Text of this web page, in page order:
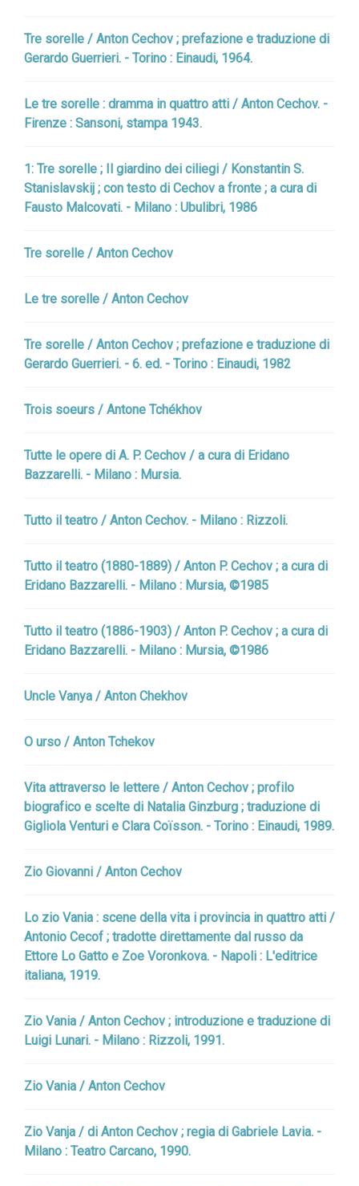
Tre sorelle / Anton Cechov ; prefazione e traduzione di
Gerardo Guerrieri. - Torino : Einaudi, 1964.
Le tre sorelle : dramma in quattro atti / Anton Cechov. -
Firenze : Sansoni, stampa 1943.
1: Tre sorelle ; Il giardino dei ciliegi / Konstantin S.
Stanislavskij ; con testo di Cechov a fronte ; a cura di
Fausto Malcovati. - Milano : Ubulibri, 1986
Tre sorelle / Anton Cechov
Le tre sorelle / Anton Cechov
Tre sorelle / Anton Cechov ; prefazione e traduzione di
Gerardo Guerrieri. - 6. ed. - Torino : Einaudi, 1982
Trois soeurs / Antone Tchékhov
Tutte le opere di A. P. Cechov / a cura di Eridano
Bazzarelli. - Milano : Mursia.
Tutto il teatro / Anton Cechov. - Milano : Rizzoli.
Tutto il teatro (1880-1889) / Anton P. Cechov ; a cura di
Eridano Bazzarelli. - Milano : Mursia, ©1985
Tutto il teatro (1886-1903) / Anton P. Cechov ; a cura di
Eridano Bazzarelli. - Milano : Mursia, ©1986
Uncle Vanya / Anton Chekhov
O urso / Anton Tchekov
Vita attraverso le lettere / Anton Cechov ; profilo
biografico e scelte di Natalia Ginzburg ; traduzione di
Gigliola Venturi e Clara Coïsson. - Torino : Einaudi, 1989.
Zio Giovanni / Anton Cechov
Lo zio Vania : scene della vita i provincia in quattro atti /
Antonio Cecof ; tradotte direttamente dal russo da
Ettore Lo Gatto e Zoe Voronkova. - Napoli : L'editrice
italiana, 1919.
Zio Vania / Anton Cechov ; introduzione e traduzione di
Luigi Lunari. - Milano : Rizzoli, 1991.
Zio Vania / Anton Cechov
Zio Vanja / di Anton Cechov ; regia di Gabriele Lavia. -
Milano : Teatro Carcano, 1990.